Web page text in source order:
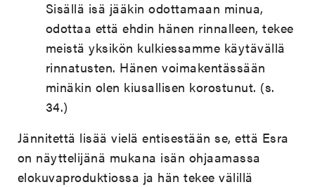
Sisällä isä jääkin odottamaan minua,
odottaa että ehdin hänen rinnalleen, tekee
meistä yksikön kulkiessamme käytävällä
rinnatusten. Hänen voimakentässään
minäkin olen kiusallisen korostunut. (s.
34.)
Jännitettä lisää vielä entisestään se, että Esra
on näyttelijänä mukana isän ohjaamassa
elokuvaproduktiossa ja hän tekee välillä